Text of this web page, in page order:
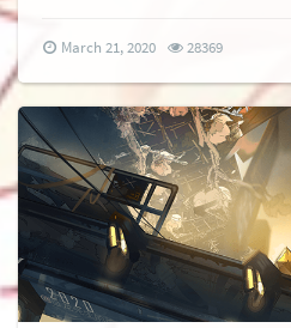
March 21, 2020 28369